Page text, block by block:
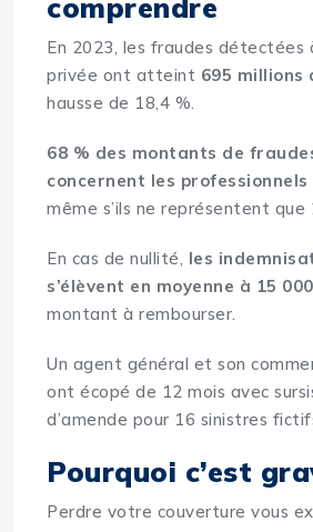
comprendre
En 2023, les fraudes détectées
privée ont atteint 695 millions
hausse de 18,4 %.
68 % des montants de
concernent les
même s’ils ne représentent que
En cas de nullité, les
s’élèvent en moyenne à 15
montant à rembourser.
Un agent général et son
ont écopé de 12 mois avec
d’amende pour 16 sinistres
Pourquoi c’est
Perdre votre couverture vous